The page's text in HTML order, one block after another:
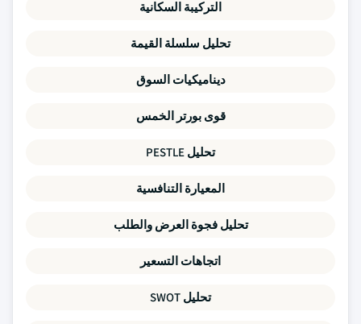
التركيبة السكانية
تحليل سلسلة القيمة
ديناميكيات السوق
قوى بورتر الخمس
تحليل PESTLE
المعيارة التنافسية
تحليل فجوة العرض والطلب
اتجاهات التسعير
تحليل SWOT